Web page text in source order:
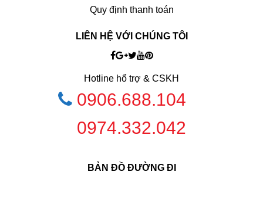
Quy định thanh toán
LIÊN HỆ VỚI CHÚNG TÔI
Hotline hổ trợ & CSKH
0906.688.104
0974.332.042
BẢN ĐỒ ĐƯỜNG ĐI